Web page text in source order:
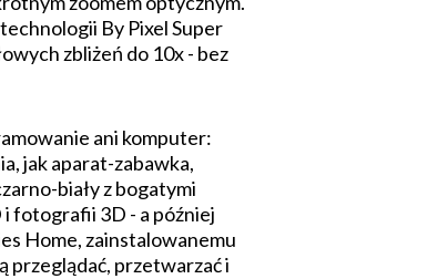
By Pixel Super
zbliżeń do 10x - bez
ani komputer:
jak aparat-zabawka,
biały z bogatymi
i fotografii 3D - a później
Home, zainstalowanemu
przeglądać, przetwarzać i